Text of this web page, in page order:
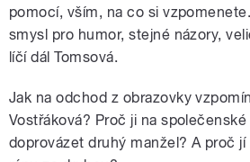
pomocí, vším, na co si
smysl pro humor, stejné názory,
líčí dál Tomsová.
Jak na odchod z obrazovky
Vostřáková? Proč ji na
doprovázet druhý manžel? A proč jí